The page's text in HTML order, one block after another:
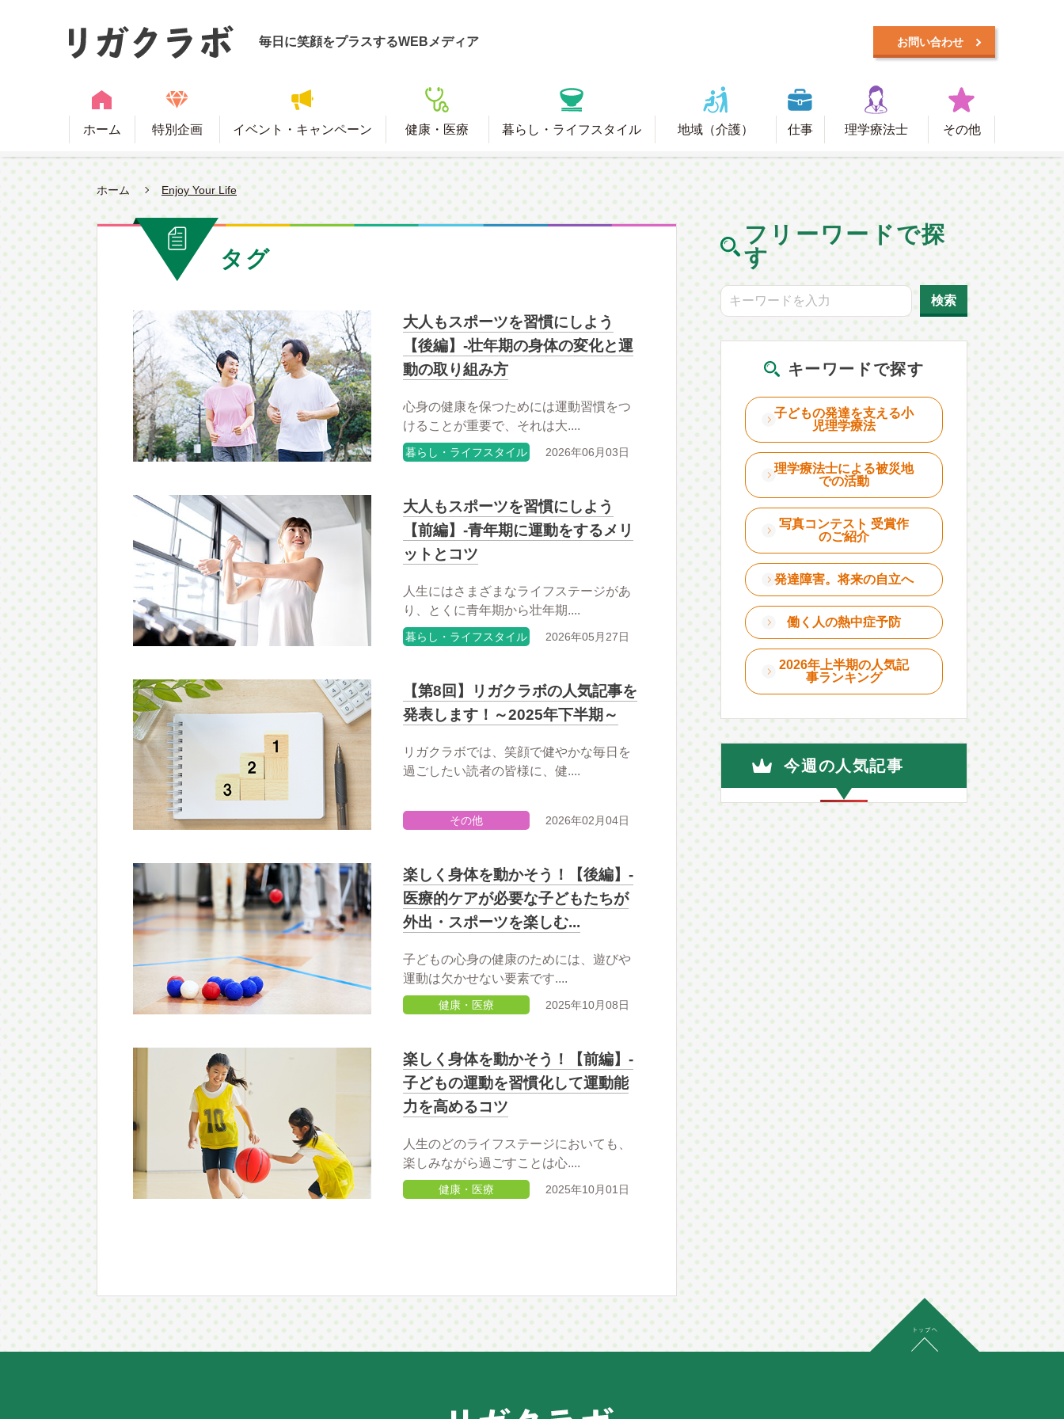
毎日に笑顔をプラスするWEBメディア お問い合わせ
ホーム 特別企画 イベント・キャンペーン 健康・医療 暮らし・ライフスタイル 地域（介護） 仕事 理学療法士 その他
ホーム Enjoy Your Life
タグ
大人もスポーツを習慣にしよう
【後編】-壮年期の身体の変化と運
動の取り組み方
心身の健康を保つためには運動習慣をつ
けることが重要で、それは大....
暮らし・ライフスタイル 2026年06月03日
大人もスポーツを習慣にしよう
【前編】-青年期に運動をするメリ
ットとコツ
人生にはさまざまなライフステージがあ
り、とくに青年期から壮年期....
暮らし・ライフスタイル 2026年05月27日
【第8回】リガクラボの人気記事を
発表します！～2025年下半期～
リガクラボでは、笑顔で健やかな毎日を
過ごしたい読者の皆様に、健....
その他 2026年02月04日
楽しく身体を動かそう！【後編】-
医療的ケアが必要な子どもたちが
外出・スポーツを楽しむ...
子どもの心身の健康のためには、遊びや
運動は欠かせない要素です....
健康・医療 2025年10月08日
楽しく身体を動かそう！【前編】-
子どもの運動を習慣化して運動能
力を高めるコツ
人生のどのライフステージにおいても、
楽しみながら過ごすことは心....
健康・医療 2025年10月01日
フリーワードで探
す
キーワードで探す
子どもの発達を支える小
児理学療法
理学療法士による被災地
での活動
写真コンテスト 受賞作
のご紹介
発達障害。将来の自立へ
働く人の熱中症予防
2026年上半期の人気記
事ランキング
今週の人気記事